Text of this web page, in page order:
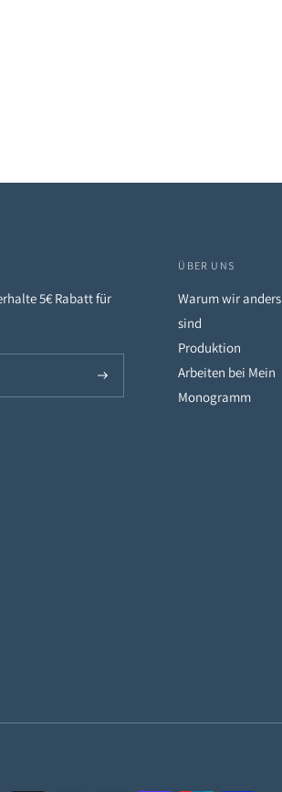
5€ Rabatt für
Abonnieren
ÜBER UNS
Warum wir anders
sind
Produktion
Arbeiten bei Mein
Monogramm